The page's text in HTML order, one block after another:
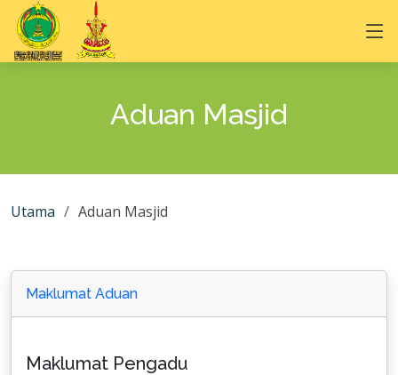
Aduan Masjid
Utama Aduan Masjid
Maklumat Aduan
Maklumat Pengadu